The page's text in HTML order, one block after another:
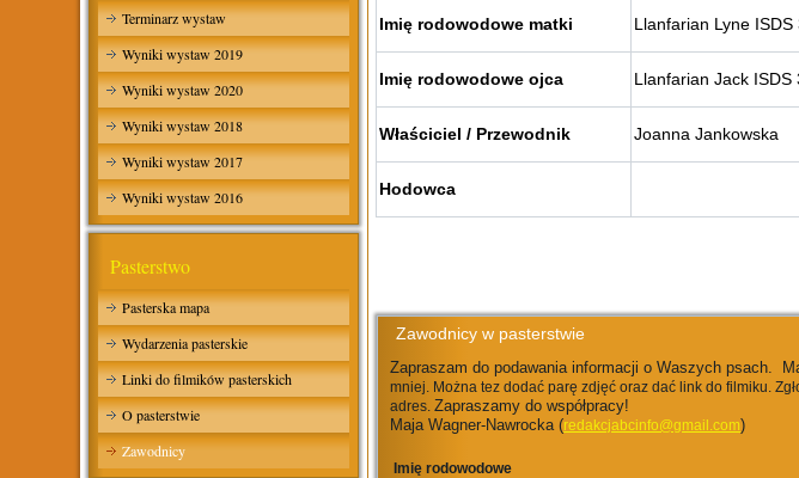
Terminarz wystaw
Wyniki wystaw 2019
Wyniki wystaw 2020
Wyniki wystaw 2018
Wyniki wystaw 2017
Wyniki wystaw 2016
Pasterstwo
Pasterska mapa
Wydarzenia pasterskie
Linki do filmików pasterskich
O pasterstwie
Zawodnicy
Imię rodowodowe matki Llanfarian Lyne ISDS
Imię rodowodowe ojca Llanfarian Jack ISDS
Właściciel / Przewodnik Joanna Jankowska
Hodowca
Zawodnicy w pasterstwie
Zapraszam do podawania informacji o Waszych psach.
mniej. Można tez dodać parę zdjęć oraz dać link do filmiku.
adres.Zapraszamy do współpracy!
Maja Wagner-Nawrocka (redakcjabcinfo@gmail.com)
Imię rodowodowe